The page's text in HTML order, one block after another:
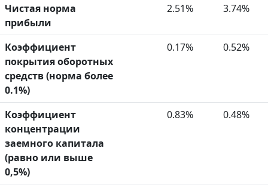
Чистая норма
прибыли
2.51% 3.74%
Коэффициент
покрытия оборотных
средств (норма более
0.1%)
0.17% 0.52%
Коэффициент
концентрации
заемного капитала
(равно или выше
0,5%)
0.83% 0.48%